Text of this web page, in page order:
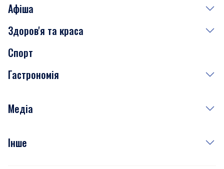
Афіша
Сьогодні
Завтра
Субота
Здоров'я та краса
Медицина
Краса
Спорт
Гастрономія
Рецепти
Медіа
Фото
Інше